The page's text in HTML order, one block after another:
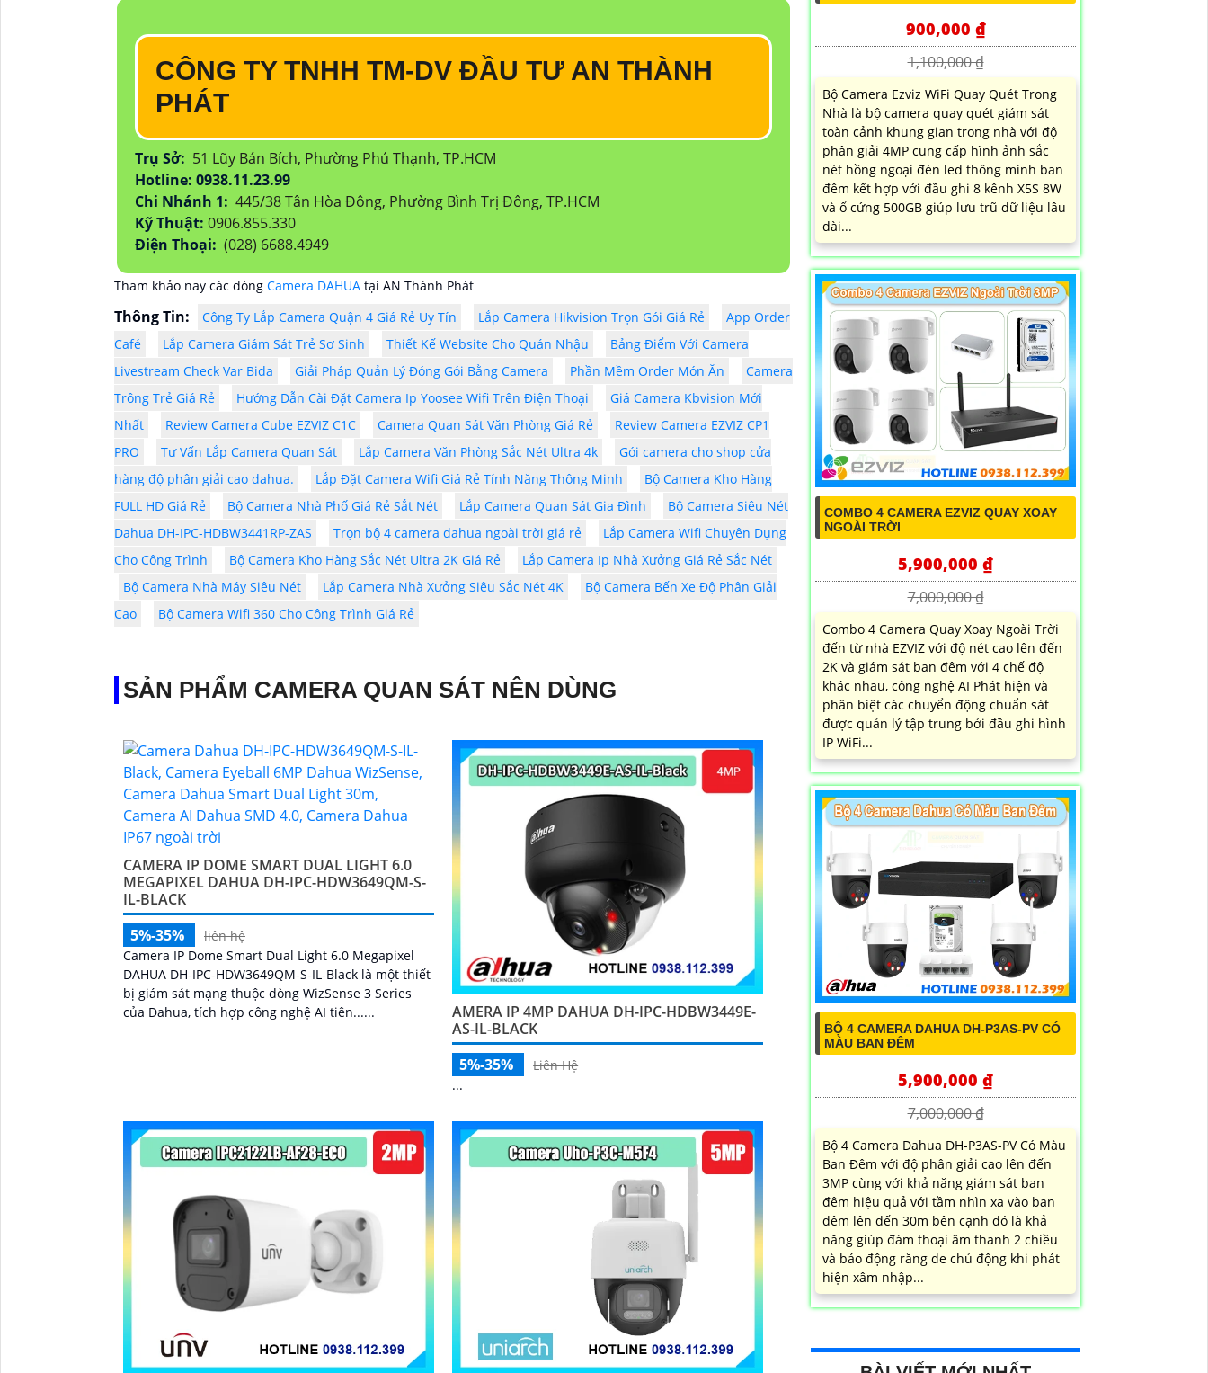
CÔNG TY TNHH TM-DV ĐẦU TƯ AN THÀNH
PHÁT
Trụ Sở: 51 Lũy Bán Bích, Phường Phú Thạnh, TP.HCM
Hotline: 0938.11.23.99
Chi Nhánh 1: 445/38 Tân Hòa Đông, Phường Bình Trị Đông, TP.HCM
Kỹ Thuật: 0906.855.330
Điện Thoại: (028) 6688.4949
Tham khảo nay các dòng Camera DAHUA tại AN Thành Phát
Thông Tin: Công Ty Lắp Camera Quận 4 Giá Rẻ Uy Tín Lắp Camera Hikvision Trọn Gói Giá Rẻ
App Order
Café
Lắp Camera Giám Sát Trẻ Sơ Sinh Thiết Kế Website Cho Quán Nhậu
Bảng Điểm Với Camera
Livestream Check Var Bida
Giải Pháp Quản Lý Đóng Gói Bằng Camera Phần Mềm Order Món Ăn
Camera
Trông Trẻ Giá Rẻ
Hướng Dẫn Cài Đặt Camera Ip Yoosee Wifi Trên Điện Thoại
Giá Camera Kbvision Mới
Nhất
Review Camera Cube EZVIZ C1C Camera Quan Sát Văn Phòng Giá Rẻ
Review Camera EZVIZ CP1
PRO
Tư Vấn Lắp Camera Quan Sát Lắp Camera Văn Phòng Sắc Nét Ultra 4k
Gói camera cho shop cửa
hàng độ phân giải cao dahua.
Lắp Đặt Camera Wifi Giá Rẻ Tính Năng Thông Minh
Bộ Camera Kho Hàng
FULL HD Giá Rẻ
Bộ Camera Nhà Phố Giá Rẻ Sắt Nét Lắp Camera Quan Sát Gia Đình
Bộ Camera Siêu Nét
Dahua DH-IPC-HDBW3441RP-ZAS
Trọn bộ 4 camera dahua ngoài trời giá rẻ
Lắp Camera Wifi Chuyên Dụng
Cho Công Trình
Bộ Camera Kho Hàng Sắc Nét Ultra 2K Giá Rẻ
Lắp Camera Ip Nhà Xưởng Giá Rẻ Sắc Nét
Bộ Camera Nhà Máy Siêu Nét
Lắp Camera Nhà Xưởng Siêu Sắc Nét 4K
Bộ Camera Bến Xe Độ Phân Giải
Cao
Bộ Camera Wifi 360 Cho Công Trình Giá Rẻ
SẢN PHẨM CAMERA QUAN SÁT NÊN DÙNG
CAMERA IP DOME SMART DUAL LIGHT 6.0
MEGAPIXEL DAHUA DH-IPC-HDW3649QM-S-
IL-BLACK
5%-35%
liên hệ
Camera IP Dome Smart Dual Light 6.0 Megapixel
DAHUA DH-IPC-HDW3649QM-S-IL-Black là một thiết
bị giám sát mạng thuộc dòng WizSense 3 Series
của Dahua, tích hợp công nghệ AI tiên......
AMERA IP 4MP DAHUA DH-IPC-HDBW3449E-
AS-IL-BLACK
5%-35%
Liên Hệ
...
900,000 ₫
1,100,000 ₫
Bộ Camera Ezviz WiFi Quay Quét Trong
Nhà là bộ camera quay quét giám sát
toàn cảnh khung gian trong nhà với độ
phân giải 4MP cung cấp hình ảnh sắc
nét hồng ngoại đèn led thông minh ban
đêm kết hợp với đầu ghi 8 kênh X5S 8W
và ổ cứng 500GB giúp lưu trũ dữ liệu lâu
dài...
COMBO 4 CAMERA EZVIZ QUAY XOAY
NGOÀI TRỜI
5,900,000 ₫
7,000,000 ₫
Combo 4 Camera Quay Xoay Ngoài Trời
đến từ nhà EZVIZ với độ nét cao lên đến
2K và giám sát ban đêm với 4 chế độ
khác nhau, công nghệ AI Phát hiện và
phân biệt các chuyển động chuẩn sát
được quản lý tập trung bởi đầu ghi hình
IP WiFi...
BỘ 4 CAMERA DAHUA DH-P3AS-PV CÓ
MÀU BAN ĐÊM
5,900,000 ₫
7,000,000 ₫
Bộ 4 Camera Dahua DH-P3AS-PV Có Màu
Ban Đêm với độ phân giải cao lên đến
3MP cùng với khả năng giám sát ban
đêm hiệu quả với tầm nhìn xa vào ban
đêm lên đến 30m bên cạnh đó là khả
năng giúp đàm thoại âm thanh 2 chiều
và báo động răng de chủ động khi phát
hiện xâm nhập...